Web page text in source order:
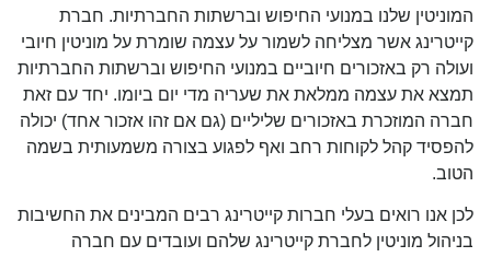
המוניטין שלנו במנועי החיפוש וברשתות החברתיות. חברת
קייטרינג אשר מצליחה לשמור על עצמה שומרת על מוניטין חיובי
ועולה רק באזכורים חיוביים במנועי החיפוש וברשתות החברתיות
תמצא את עצמה ממלאת את שעריה מדי יום ביומו. יחד עם זאת
חברה המוזכרת באזכורים שליליים (גם אם זהו אזכור אחד) יכולה
להפסיד קהל לקוחות רחב ואף לפגוע בצורה משמעותית בשמה
הטוב.
לכן אנו רואים בעלי חברות קייטרינג רבים המבינים את החשיבות
בניהול מוניטין לחברת קייטרינג שלהם ועובדים עם חברה